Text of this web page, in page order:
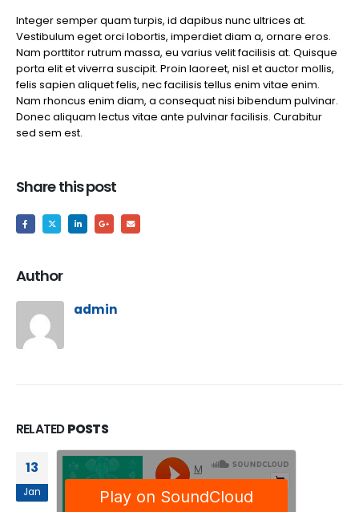
Integer semper quam turpis, id dapibus nunc ultrices at.
Vestibulum eget orci lobortis, imperdiet diam a, ornare eros.
Nam porttitor rutrum massa, eu varius velit facilisis at. Quisque
porta elit et viverra suscipit. Proin laoreet, nisl et auctor mollis,
felis sapien aliquet felis, nec facilisis tellus enim vitae enim.
Nam rhoncus enim diam, a consequat nisi bibendum pulvinar.
Donec aliquam lectus vitae ante pulvinar facilisis. Curabitur
sed sem est.
Share this post
Author
admin
RELATEDPOSTS
13
Jan